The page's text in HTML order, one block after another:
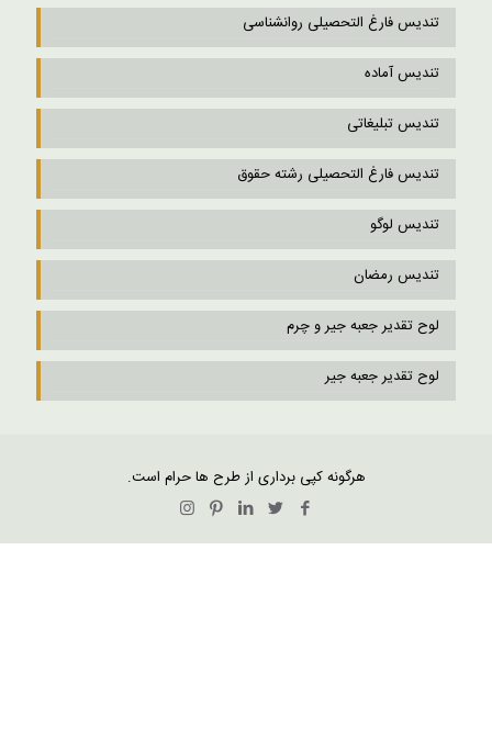
تندیس فارغ التحصیلی روانشناسی
تندیس آماده
تندیس تبلیغاتی
تندیس فارغ التحصیلی رشته حقوق
تندیس لوگو
تندیس رمضان
لوح تقدیر جعبه جیر و چرم
لوح تقدیر جعبه جیر
هرگونه کپی برداری از طرح ها حرام است.